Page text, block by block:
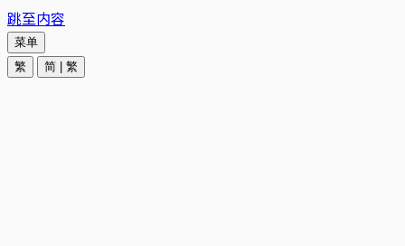
跳至内容
菜单
繁
简 繁